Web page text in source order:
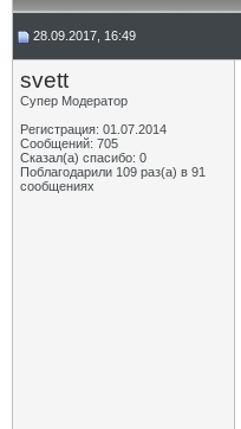
28.09.2017, 16:49
svett
Супер Модератор
Регистрация: 01.07.2014
Сообщений: 705
Сказал(а) спасибо: 0
Поблагодарили 109 раз(а) в 91
сообщениях